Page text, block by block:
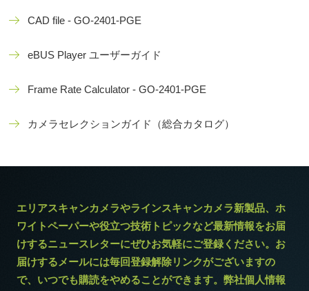
CAD file - GO-2401-PGE
eBUS Player ユーザーガイド
Frame Rate Calculator - GO-2401-PGE
カメラセレクションガイド（総合カタログ）
エリアスキャンカメラやラインスキャンカメラ新製品、ホ
ワイトペーパーや役立つ技術トピックなど最新情報をお届
けするニュースレターにぜひお気軽にご登録ください。お
届けするメールには毎回登録解除リンクがございますの
で、いつでも購読をやめることができます。弊社個人情報